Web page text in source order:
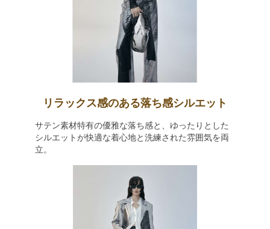
リラックス感のある落ち感シルエット
サテン素材特有の優雅な落ち感と、ゆったりとした
シルエットが快適な着心地と洗練された雰囲気を両
立。